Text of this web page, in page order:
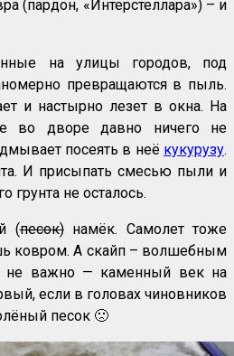
(пардон, «Интерстеллара») – и
на улицы городов, под
превращаются в пыль.
и настырно лезет в окна. На
во дворе давно ничего не
посеять в неё кукурузу.
И присыпать смесью пыли и
грунта не осталось.
(песок)намёк. Самолет тоже
ковром. А скайп – волшебным
не важно — каменный век на
если в головах чиновников
песок 🙁